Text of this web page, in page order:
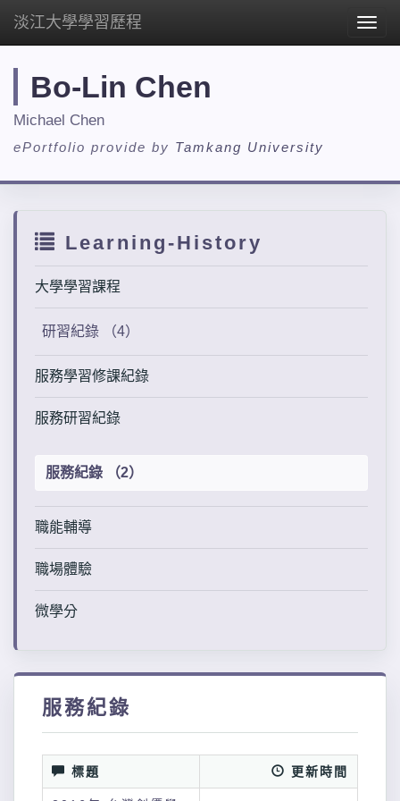
淡江大學學習歷程
Bo-Lin Chen
Michael Chen
ePortfolio provide by Tamkang University
Learning-History
大學學習課程
研習紀錄 （4）
服務學習修課紀錄
服務研習紀錄
服務紀錄 （2）
職能輔導
職場體驗
微學分
服務紀錄
標題 更新時間